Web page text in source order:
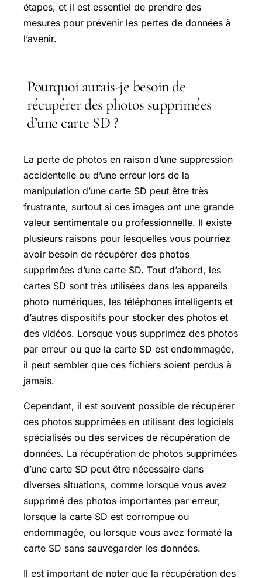
étapes, et il est essentiel de prendre des
mesures pour prévenir les pertes de données à
l’avenir.
Pourquoi aurais-je besoin de
récupérer des photos supprimées
d’une carte SD ?
La perte de photos en raison d’une suppression
accidentelle ou d’une erreur lors de la
manipulation d’une carte SD peut être très
frustrante, surtout si ces images ont une grande
valeur sentimentale ou professionnelle. Il existe
plusieurs raisons pour lesquelles vous pourriez
avoir besoin de récupérer des photos
supprimées d’une carte SD. Tout d’abord, les
cartes SD sont très utilisées dans les appareils
photo numériques, les téléphones intelligents et
d’autres dispositifs pour stocker des photos et
des vidéos. Lorsque vous supprimez des photos
par erreur ou que la carte SD est endommagée,
il peut sembler que ces fichiers soient perdus à
jamais.
Cependant, il est souvent possible de récupérer
ces photos supprimées en utilisant des logiciels
spécialisés ou des services de récupération de
données. La récupération de photos supprimées
d’une carte SD peut être nécessaire dans
diverses situations, comme lorsque vous avez
supprimé des photos importantes par erreur,
lorsque la carte SD est corrompue ou
endommagée, ou lorsque vous avez formaté la
carte SD sans sauvegarder les données.
Il est important de noter que la récupération des